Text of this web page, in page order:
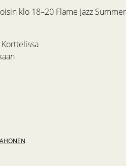
klo 18–20 Flame Jazz